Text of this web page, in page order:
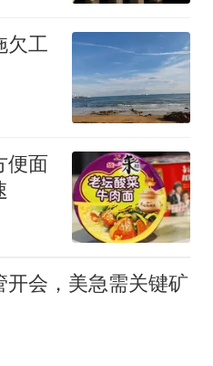
欠工
便面
会，美急需关键矿